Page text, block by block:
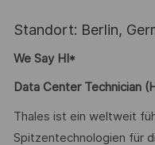
Standort: Berlin,
We Say HI*
Data Center Technician
Thales ist ein weltweit
Spitzentechnologien für